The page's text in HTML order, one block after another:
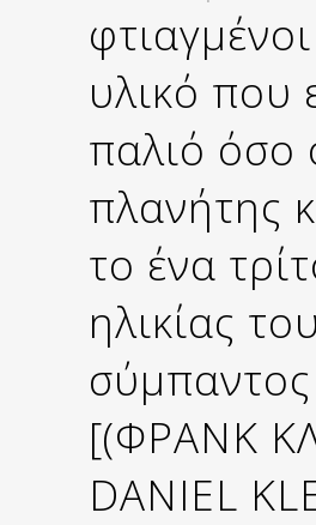
υλικό που
παλιό όσο
πλανήτης
το ένα
ηλικίας του
σύμπαντος
[(ΦΡΑΝΚ
DANIEL